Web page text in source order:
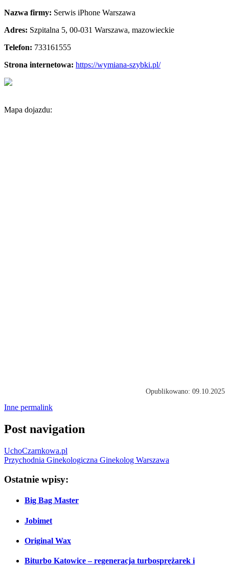
Nazwa firmy: Serwis iPhone Warszawa
Adres: Szpitalna 5, 00-031 Warszawa, mazowieckie
Telefon: 733161555
Strona internetowa: https://wymiana-szybki.pl/
Mapa dojazdu:
Opublikowano: 09.10.2025
Inne permalink
Post navigation
UchoCzarnkowa.pl
Przychodnia Ginekologiczna Ginekolog Warszawa
Ostatnie wpisy:
Big Bag Master
Jobimet
Original Wax
Biturbo Katowice – regeneracja turbosprężarek i